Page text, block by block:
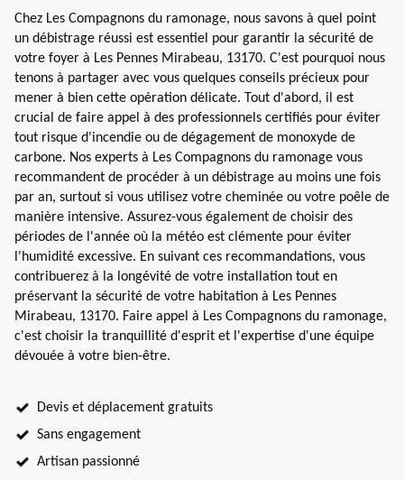
Chez Les Compagnons du ramonage, nous savons à quel point
un débistrage réussi est essentiel pour garantir la sécurité de
votre foyer à Les Pennes Mirabeau, 13170. C'est pourquoi nous
tenons à partager avec vous quelques conseils précieux pour
mener à bien cette opération délicate. Tout d'abord, il est
crucial de faire appel à des professionnels certifiés pour éviter
tout risque d'incendie ou de dégagement de monoxyde de
carbone. Nos experts à Les Compagnons du ramonage vous
recommandent de procéder à un débistrage au moins une fois
par an, surtout si vous utilisez votre cheminée ou votre poêle de
manière intensive. Assurez-vous également de choisir des
périodes de l'année où la météo est clémente pour éviter
l'humidité excessive. En suivant ces recommandations, vous
contribuerez à la longévité de votre installation tout en
préservant la sécurité de votre habitation à Les Pennes
Mirabeau, 13170. Faire appel à Les Compagnons du ramonage,
c'est choisir la tranquillité d'esprit et l'expertise d'une équipe
dévouée à votre bien-être.
Devis et déplacement gratuits
Sans engagement
Artisan passionné